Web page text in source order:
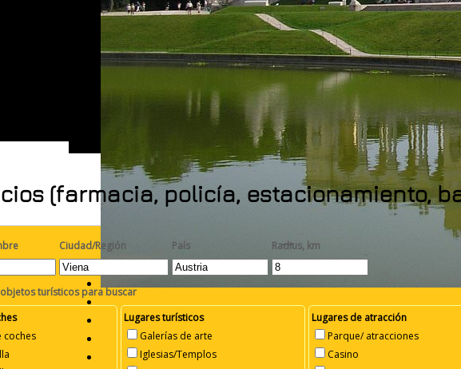
(farmacia, policía, estacionamiento,
Ciudad/Región País Radius, km
turísticos para buscar
coches
Lugares turísticos
Galerías de arte
Iglesias/Templos
Lugares de atracción
Parque/ atracciones
Casino